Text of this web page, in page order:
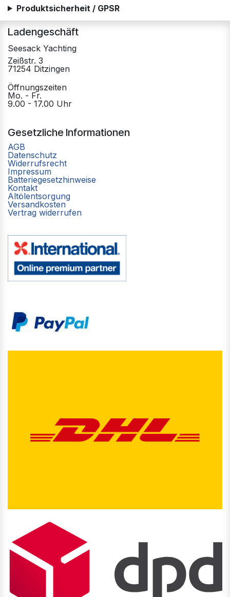
Produktsicherheit / GPSR
Ladengeschäft
Seesack Yachting
Zeißstr. 3
71254 Ditzingen
Öffnungszeiten
Mo. - Fr.
9.00 - 17.00 Uhr
Gesetzliche Informationen
AGB
Datenschutz
Widerrufsrecht
Impressum
Batteriegesetzhinweise
Kontakt
Altölentsorgung
Versandkosten
Vertrag widerrufen